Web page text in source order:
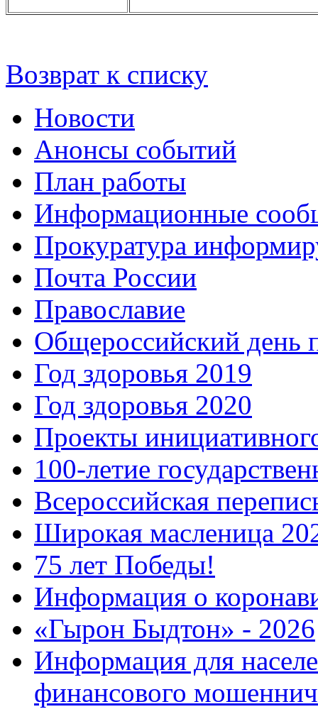
Возврат к списку
Новости
Анонсы событий
План работы
Информационные
Прокуратура
Почта России
Православие
Общероссийский день
Год здоровья 2019
Год здоровья 2020
Проекты
100-летие
Всероссийская
Широкая масленица
75 лет Победы!
Информация о
«Гырон Быдтон» - 2026
Информация для
финансового